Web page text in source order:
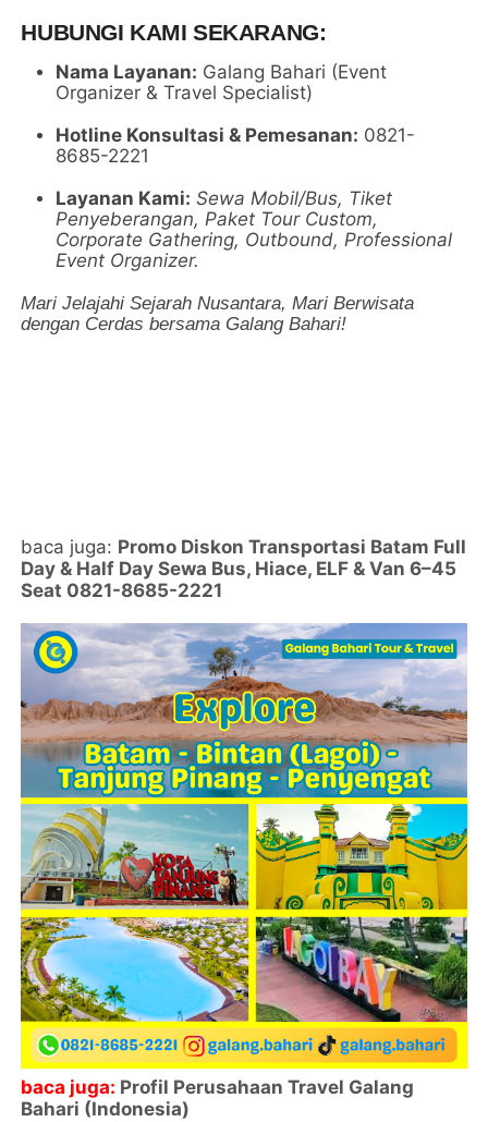
HUBUNGI KAMI SEKARANG:
Nama Layanan: Galang Bahari (Event
Organizer & Travel Specialist)
Hotline Konsultasi & Pemesanan: 0821-
8685-2221
Layanan Kami: Sewa Mobil/Bus, Tiket
Penyeberangan, Paket Tour Custom,
Corporate Gathering, Outbound, Professional
Event Organizer.
Mari Jelajahi Sejarah Nusantara, Mari Berwisata
dengan Cerdas bersama Galang Bahari!
baca juga: Promo Diskon Transportasi Batam Full
Day & Half Day Sewa Bus, Hiace, ELF & Van 6–45
Seat 0821-8685-2221
baca juga: Profil Perusahaan Travel Galang
Bahari (Indonesia)